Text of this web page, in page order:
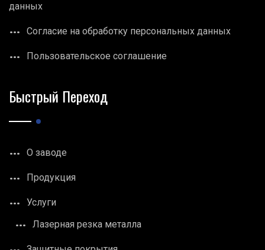
данных
Согласие на обработку персональных данных
Пользовательское соглашение
Быстрый Переход
О заводе
Продукция
Услуги
Лазерная резка металла